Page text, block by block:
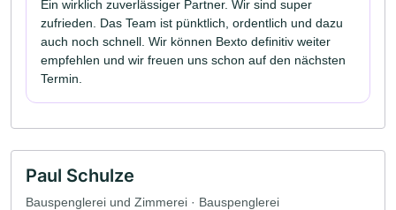
Ein wirklich zuverlässiger Partner. Wir sind super
zufrieden. Das Team ist pünktlich, ordentlich und dazu
auch noch schnell. Wir können Bexto definitiv weiter
empfehlen und wir freuen uns schon auf den nächsten
Termin.
Paul Schulze
Bauspenglerei und Zimmerei · Bauspenglerei